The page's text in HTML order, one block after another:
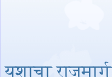
यशाचा राजमार्ग